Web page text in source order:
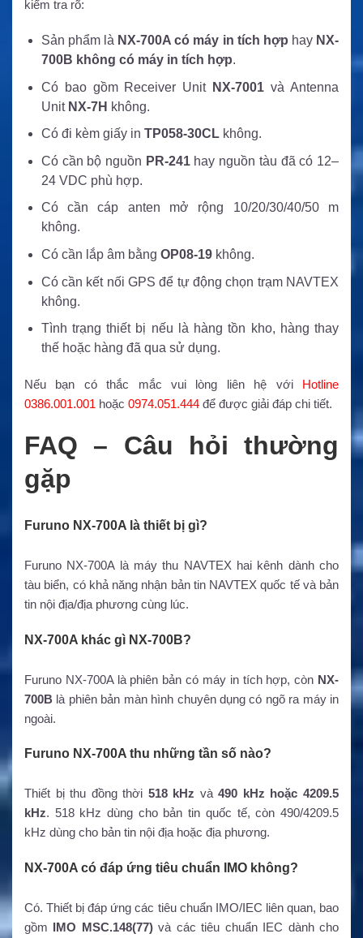
kiểm tra rõ:
Sản phẩm là NX-700A có máy in tích hợp hay NX-
700B không có máy in tích hợp.
Có bao gồm Receiver Unit NX-7001 và Antenna
Unit NX-7H không.
Có đi kèm giấy in TP058-30CLkhông.
Có cần bộ nguồn PR-241hay nguồn tàu đã có 12–
24 VDC phù hợp.
Có cần cáp anten mở rộng 10/20/30/40/50 m
không.
Có cần lắp âm bằng OP08-19không.
Có cần kết nối GPS để tự động chọn trạm NAVTEX
không.
Tình trạng thiết bị nếu là hàng tồn kho, hàng thay
thế hoặc hàng đã qua sử dụng.
Nếu bạn có thắc mắc vui lòng liên hệ với Hotline
0386.001.001 hoặc 0974.051.444 để được giải đáp chi tiết.
FAQ – Câu hỏi thường
gặp
Furuno NX-700A là thiết bị gì?
Furuno NX-700A là máy thu NAVTEX hai kênh dành cho
tàu biển, có khả năng nhận bản tin NAVTEX quốc tế và bản
tin nội địa/địa phương cùng lúc.
NX-700A khác gì NX-700B?
Furuno NX-700A là phiên bản có máy in tích hợp, còn NX-
700B là phiên bản màn hình chuyên dụng có ngõ ra máy in
ngoài.
Furuno NX-700A thu những tần số nào?
Thiết bị thu đồng thời 518 kHz và490 kHz hoặc 4209.5
kHz. 518 kHz dùng cho bản tin quốc tế, còn 490/4209.5
kHz dùng cho bản tin nội địa hoặc địa phương.
NX-700A có đáp ứng tiêu chuẩn IMO không?
Có. Thiết bị đáp ứng các tiêu chuẩn IMO/IEC liên quan, bao
gồm IMO MSC.148(77)và các tiêu chuẩn IEC dành cho